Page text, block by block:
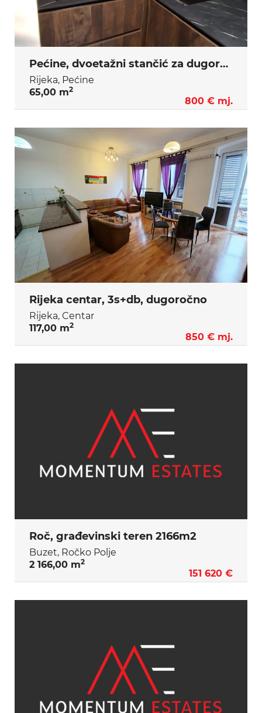
Pećine, dvoetažni stančić za dugoročni najam
Rijeka, Pećine
65,00 m2
800 € mj.
Rijeka centar, 3s+db, dugoročno
Rijeka, Centar
117,00 m2
850 € mj.
Roč, građevinski teren 2166m2
Buzet, Ročko Polje
2 166,00 m2
151 620 €